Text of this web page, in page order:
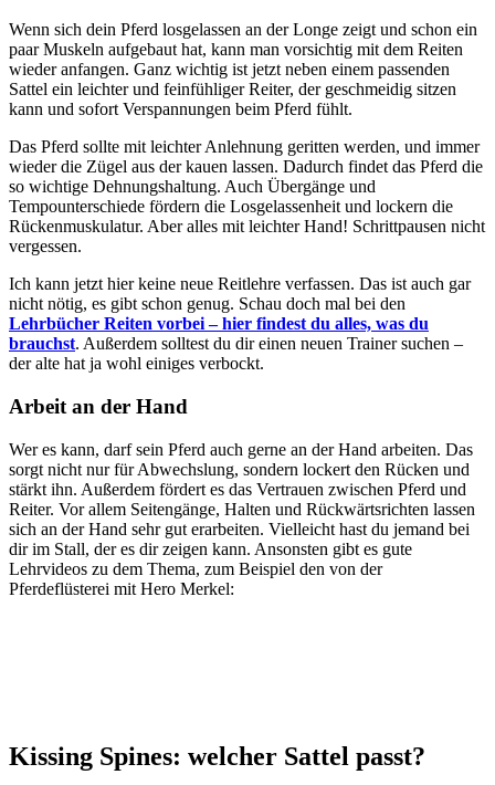
Wenn sich dein Pferd losgelassen an der Longe zeigt und schon ein
paar Muskeln aufgebaut hat, kann man vorsichtig mit dem Reiten
wieder anfangen. Ganz wichtig ist jetzt neben einem passenden
Sattel ein leichter und feinfühliger Reiter, der geschmeidig sitzen
kann und sofort Verspannungen beim Pferd fühlt.
Das Pferd sollte mit leichter Anlehnung geritten werden, und immer
wieder die Zügel aus der kauen lassen. Dadurch findet das Pferd die
so wichtige Dehnungshaltung. Auch Übergänge und
Tempounterschiede fördern die Losgelassenheit und lockern die
Rückenmuskulatur. Aber alles mit leichter Hand! Schrittpausen nicht
vergessen.
Ich kann jetzt hier keine neue Reitlehre verfassen. Das ist auch gar
nicht nötig, es gibt schon genug. Schau doch mal bei den
Lehrbücher Reiten vorbei – hier findest du alles, was du
brauchst. Außerdem solltest du dir einen neuen Trainer suchen –
der alte hat ja wohl einiges verbockt.
Arbeit an der Hand
Wer es kann, darf sein Pferd auch gerne an der Hand arbeiten. Das
sorgt nicht nur für Abwechslung, sondern lockert den Rücken und
stärkt ihn. Außerdem fördert es das Vertrauen zwischen Pferd und
Reiter. Vor allem Seitengänge, Halten und Rückwärtsrichten lassen
sich an der Hand sehr gut erarbeiten. Vielleicht hast du jemand bei
dir im Stall, der es dir zeigen kann. Ansonsten gibt es gute
Lehrvideos zu dem Thema, zum Beispiel den von der
Pferdeflüsterei mit Hero Merkel:
Kissing Spines: welcher Sattel passt?